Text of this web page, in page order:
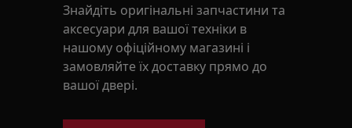
Знайдіть оригінальні запчастини та
аксесуари для вашої техніки в
нашому офіційному магазині і
замовляйте їх доставку прямо до
вашої двері.